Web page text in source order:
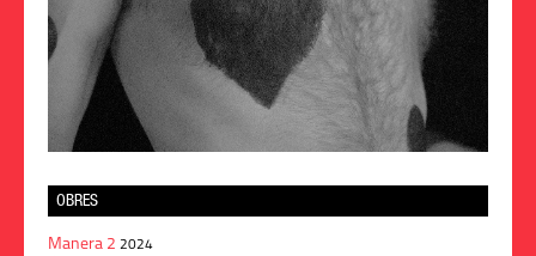
OBRES
Manera 2 2024